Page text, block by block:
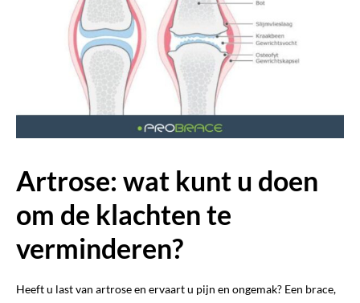
Artrose: wat kunt u doen
om de klachten te
verminderen?
Heeft u last van artrose en ervaart u pijn en ongemak? Een brace,